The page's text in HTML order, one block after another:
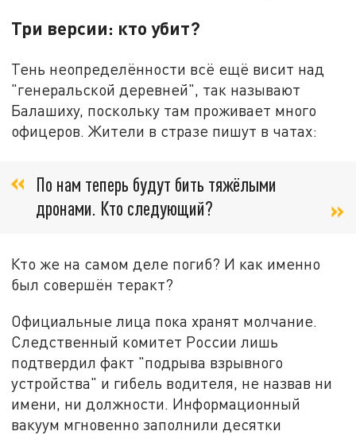
Три версии: кто убит?
Тень неопределённости всё ещё висит над
"генеральской деревней", так называют
Балашиху, поскольку там проживает много
офицеров. Жители в стразе пишут в чатах:
По нам теперь будут бить тяжёлыми
дронами. Кто следующий?
Кто же на самом деле погиб? И как именно
был совершён теракт?
Официальные лица пока хранят молчание.
Следственный комитет России лишь
подтвердил факт "подрыва взрывного
устройства" и гибель водителя, не назвав ни
имени, ни должности. Информационный
вакуум мгновенно заполнили десятки